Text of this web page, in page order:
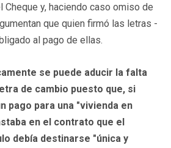
Cheque y, haciendo caso omiso de
que quien firmó las letras -
al pago de ellas.
se puede aducir la falta
de cambio puesto que, si
pago para una "vivienda en
en el contrato que el
debía destinarse "única y